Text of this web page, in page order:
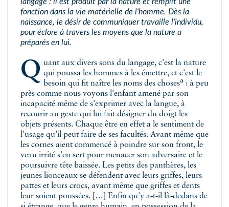
fonction dans la vie matérielle de l'homme. Dès la
naissance, le désir de communiquer travaille l'individu,
pour éclore à travers les moyens que la nature a
préparés en lui.
Quant aux divers sons du langage, c'est la nature qui poussa les hommes à les émettre, et c'est le
besoin qui fit naître les noms des chosesa: à peu
près comme nous voyons l'enfant amené par son
incapacité même de s'exprimer avec la langue, à
recourir au geste qui lui fait désigner du doigt les
objets présents. Chaque être en effet a le sentiment de
l'usage qu'il peut faire de ses facultés. Avant même que
les cornes aient commencé à poindre sur son front, le
veau irrité s'en sert pour menacer son adversaire et le
poursuivre tête baissée. Les petits des panthères, les
jeunes lionceaux se défendent avec leurs griffes, leurs
pattes et leurs crocs, avant même que griffes et dents
leur soient poussées. […] Enfin qu'y a‑t‑il là‑dedans de